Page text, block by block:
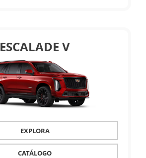
ESCALADE V
EXPLORA
CATÁLOGO